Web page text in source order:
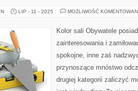
LIP - 11 - 2025 MOŻLIWOŚĆ
Kolor sali Obywatele
zainteresowania i
spokojne, inne zaś
przynoszące mnóstwo
drugiej kategorii zaliczyć